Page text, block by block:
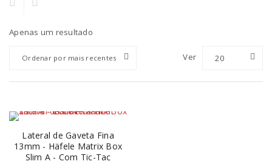
Apenas um resultado
Ordenar por mais recentes Ver 20
Lateral de Gaveta Fina
13mm - Häfele Matrix Box
Slim A - Com Tic-Tac